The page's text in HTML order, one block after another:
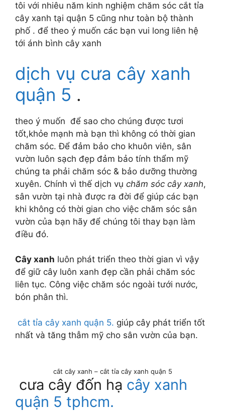
tôi với nhiêu năm kinh nghiệm chăm sóc cắt tỉa
cây xanh tại quận 5 cũng như toàn bộ thành
phố . để theo ý muốn các bạn vui long liên hệ
tới ánh bình cây xanh
dịch vụ cưa cây xanh
quận 5 .
theo ý muốn để sao cho chúng được tươi
tốt,khỏe mạnh mà bạn thì không có thời gian
chăm sóc. Để đảm bảo cho khuôn viên, sân
vườn luôn sạch đẹp đảm bảo tính thẩm mỹ
chúng ta phải chăm sóc & bảo dưỡng thường
xuyên. Chính vì thế dịch vụ chăm sóc cây xanh,
sân vườn tại nhà được ra đời để giúp các bạn
khi không có thời gian cho việc chăm sóc sân
vườn của bạn hãy để chúng tôi thay bạn làm
điều đó.
Cây xanh luôn phát triển theo thời gian vì vậy
để giữ cây luôn xanh đẹp cần phải chăm sóc
liên tục. Công việc chăm sóc ngoài tưới nước,
bón phân thì.
cắt tỉa cây xanh quận 5. giúp cây phát triển tốt
nhất và tăng thẫm mỹ cho sân vườn của bạn.
cắt cây xanh – cắt tỉa cây xanh quận 5
cưa cây đốn hạ cây xanh
quận 5 tphcm.